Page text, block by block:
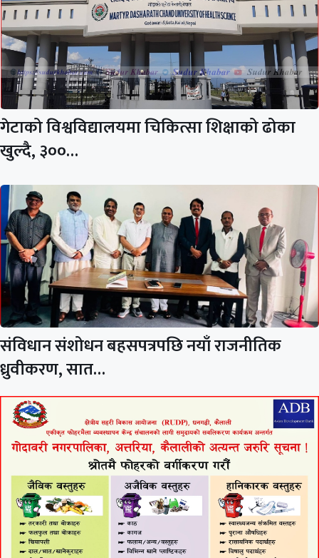
गेटाको विश्वविद्यालयमा चिकित्सा शिक्षाको ढोका
खुल्दै, ३००…
संविधान संशोधन बहसपत्रपछि नयाँ राजनीतिक
ध्रुवीकरण, सात…